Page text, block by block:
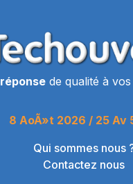
réponsede qualité à vos
8 AoÃ»t 2026 / 25 Av
Qui sommes nous
Contactez nous